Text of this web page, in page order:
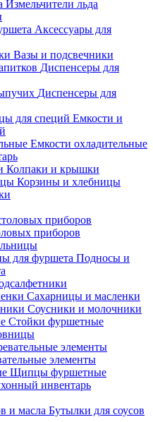
Измельчители льда
Аксессуары для
Вазы и подсвечники
Диспенсеры для
Диспенсеры для
Емкости и
Емкости охладительные
Колпаки и крышки
Корзины и хлебницы
приборов
Подносы и
Сахарницы и масленки
Соусники и молочники
Стойки фуршетные
элементы
Щипцы фуршетные
инвентарь
Бутылки для соусов